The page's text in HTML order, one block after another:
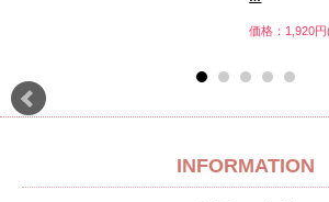
価格：1,920
INFORMATION